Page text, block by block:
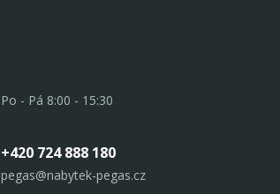
Po - Pá 8:00 - 15:30
+420 724 888 180
pegas@nabytek-pegas.cz